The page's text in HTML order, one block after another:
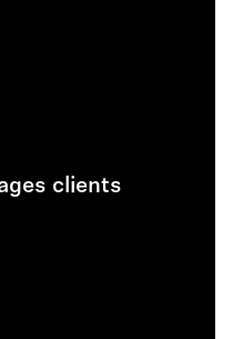
clients